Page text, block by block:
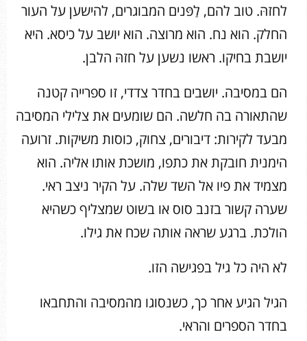
לחזהּ. טוב להם, לַפּנים המבוגרים, להישען על העור
החלק. הוא נח. הוא מרוצה. הוא יושב על כיסא. היא
יושבת בחיקו. ראשו נשען על חזהּ הלבן.
הם במסיבה. יושבים בחדר צדדי, זו ספרייה קטנה
שהתאורה בה חלשה. הם שומעים את צלילי המסיבה
מבעד לקירות: דיבורים, צחוק, כוסות משיקות. זרועה
הימנית חובקת את כתפו, מושכת אותו אליה. הוא
מצמיד את פיו אל השד שלה. על הקיר ניצב ראי.
שערה קשור בזנב סוס או בשוט שמצליף כשהיא
הולכת. ברגע שראה אותה שכח את גילו.
לא היה כל גיל בפגישה הזו.
הגיל הגיע אחר כך, כשנסוגו מהמסיבה והתחבאו
בחדר הספרים והראי.